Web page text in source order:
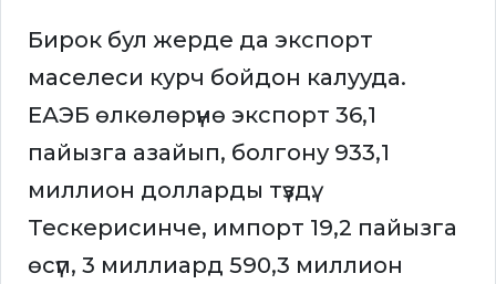
Бирок бул жерде да экспорт
маселеси курч бойдон калууда.
ЕАЭБ өлкөлөрүнө экспорт 36,1
пайызга азайып, болгону 933,1
миллион долларды түздү.
Тескерисинче, импорт 19,2 пайызга
өсүп, 3 миллиард 590,3 миллион